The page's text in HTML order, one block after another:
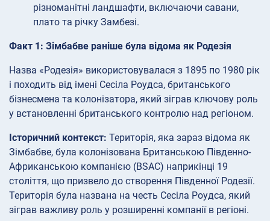
різноманітні ландшафти, включаючи савани,
плато та річку Замбезі.
Факт 1: Зімбабве раніше була відома як Родезія
Назва «Родезія» використовувалася з 1895 по 1980 рік
і походить від імені Сесіла Роудса, британського
бізнесмена та колонізатора, який зіграв ключову роль
у встановленні британського контролю над регіоном.
Історичний контекст: Територія, яка зараз відома як
Зімбабве, була колонізована Британською Південно-
Африканською компанією (BSAC) наприкінці 19
століття, що призвело до створення Південної Родезії.
Територія була названа на честь Сесіла Роудса, який
зіграв важливу роль у розширенні компанії в регіоні.